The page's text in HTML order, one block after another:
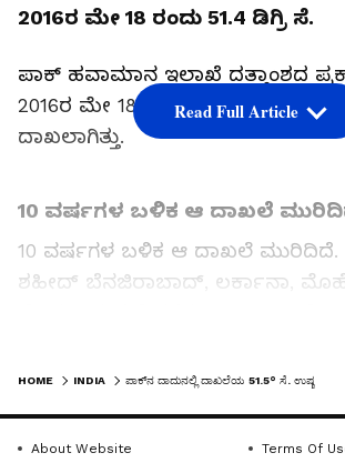
2016ರ ಮೇ 18 ರಂದು 51.4 ಡಿಗ್ರಿ ಸೆ.
ಪಾಕ್‌ ಹವಾಮಾನ ಇಲಾಖೆ ದತ್ತಾಂಶದ
2016ರ ಮೇ 18 ರಂದು 51.4 ಡಿಗ್ರಿ ಸೆ.
ದಾಖಲಾಗಿತ್ತು.
10 ವರ್ಷಗಳ ಬಳಿಕ ಆ ದಾಖಲೆ
10 ವರ್ಷಗಳ ಬಳಿಕ ಆ ದಾಖಲೆ
ಶಹೀದ್‌ ಬೆನಜಿರಾಬಾದ್‌, ಲರ್ಕಾನಾ,
Related Articles
Read Full Article
HOME INDIA ಪಾಕ್‌ನ ದಾದುನಲ್ಲಿ ದಾಖಲೆಯ 51.5° ಸೆ. ಉಷ್ಣ
About Website
Terms Of